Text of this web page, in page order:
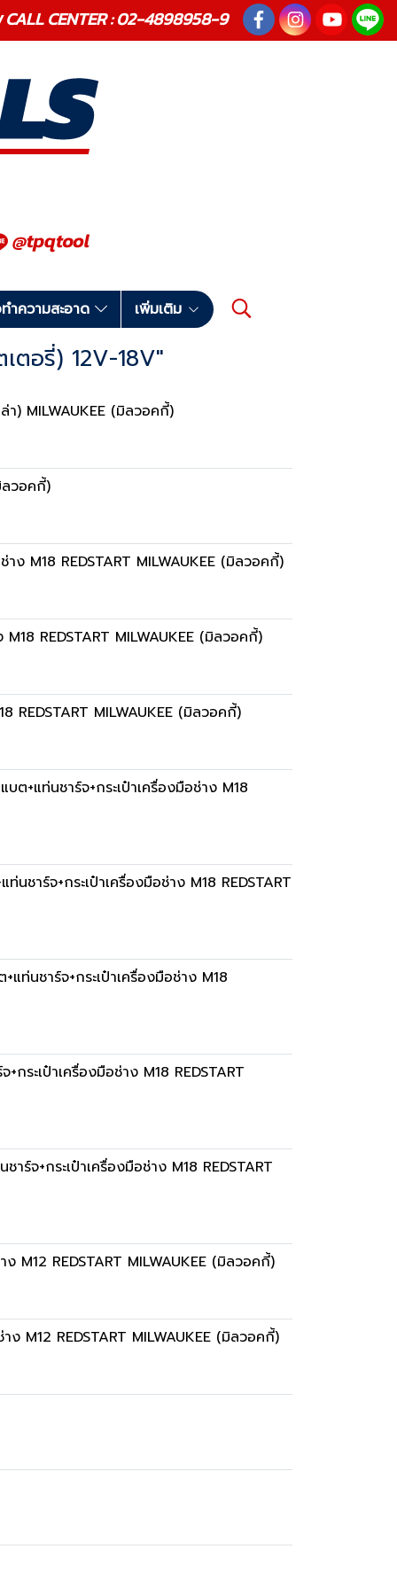
CENTER : 02-4898958-9
ำความสะอาด เพิ่มเติม
ตอรี่) 12V-18V"
) MILWAUKEE (มิลวอคกี้)
ลวอคกี้)
ง M18 REDSTART MILWAUKEE (มิลวอคกี้)
REDSTART MILWAUKEE (มิลวอคกี้)
REDSTART MILWAUKEE (มิลวอคกี้)
+แท่นชาร์จ+กระเป๋าเครื่องมือช่าง M18
ชาร์จ+กระเป๋าเครื่องมือช่าง M18 REDSTART
นชาร์จ+กระเป๋าเครื่องมือช่าง M18
ระเป๋าเครื่องมือช่าง M18 REDSTART
จ+กระเป๋าเครื่องมือช่าง M18 REDSTART
M12 REDSTART MILWAUKEE (มิลวอคกี้)
M12 REDSTART MILWAUKEE (มิลวอคกี้)